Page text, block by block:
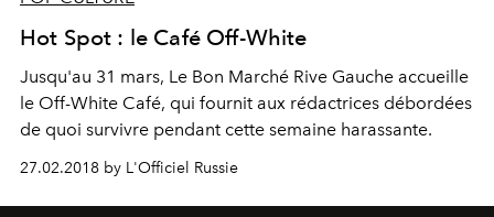
Hot Spot : le Café Off-White
Jusqu'au 31 mars, Le Bon Marché Rive Gauche accueille
le Off-White Café, qui fournit aux rédactrices débordées
de quoi survivre pendant cette semaine harassante.
27.02.2018 by L'Officiel Russie